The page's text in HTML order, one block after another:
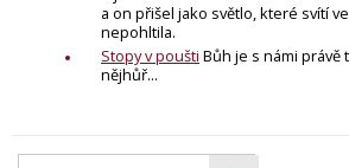
a on přišel jako světlo, které svítí
nepohltila.
Stopy v poušti Bůh je s námi právě
nějhůř...